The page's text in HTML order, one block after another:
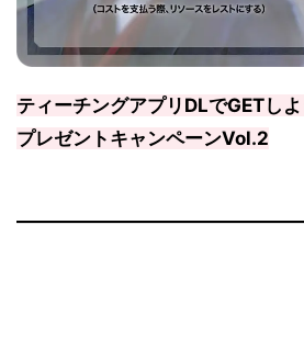
ティーチングアプリDLでGETし
プレゼントキャンペーンVol.2